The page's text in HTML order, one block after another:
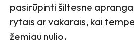
pasirūpinti šiltesne
rytais ar vakarais, kai
žemiau nulio.